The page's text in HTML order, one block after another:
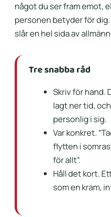
något du ser fram emot,
personen betyder för
slår en hel sida av
Tre snabba råd
Skriv för hand.
lagt ner tid,
personlig i sig.
Var konkret.
flytten i
för allt”.
Håll det kort.
som en kram,